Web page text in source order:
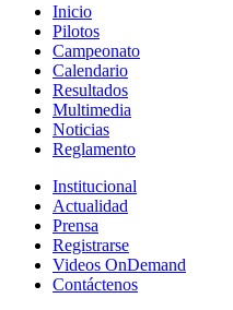
Inicio
Pilotos
Campeonato
Calendario
Resultados
Multimedia
Noticias
Reglamento
Institucional
Actualidad
Prensa
Registrarse
Videos OnDemand
Contáctenos